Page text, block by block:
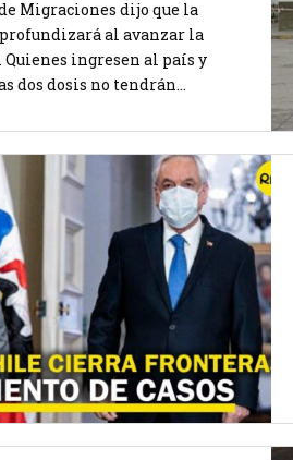
Migraciones dijo que la
al avanzar la
Quienes ingresen al país y
dos dosis no tendrán...